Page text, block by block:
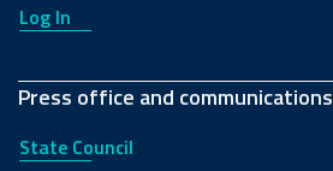
Log In
Press office and communications
State Council